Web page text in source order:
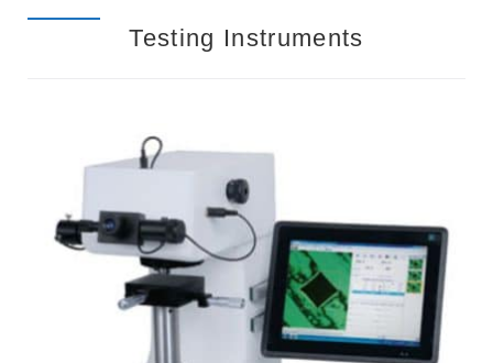
Testing Instruments